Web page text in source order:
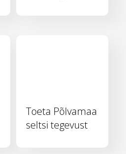
Toeta Põlvamaa
seltsi tegevust